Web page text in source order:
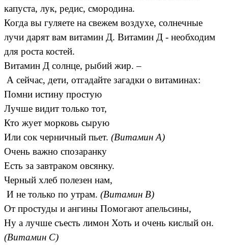
капуста, лук, редис, смородина.
Когда вы гуляете на свежем воздухе, солнечные
лучи дарят вам витамин Д. Витамин Д - необходим
для роста костей.
Витамин Д солнце, рыбий жир. –
А сейчас, дети, отгадайте загадки о витаминах:
Помни истину простую
Лучше видит только тот,
Кто жует морковь сырую
Или сок черничный пьет. (Витамин А)
Очень важно спозаранку
Есть за завтраком овсянку.
Черный хлеб полезен нам,
И не только по утрам. (Витамин В)
От простуды и ангины Помогают апельсины,
Ну а лучше съесть лимон Хоть и очень кислый он.
(Витамин С)